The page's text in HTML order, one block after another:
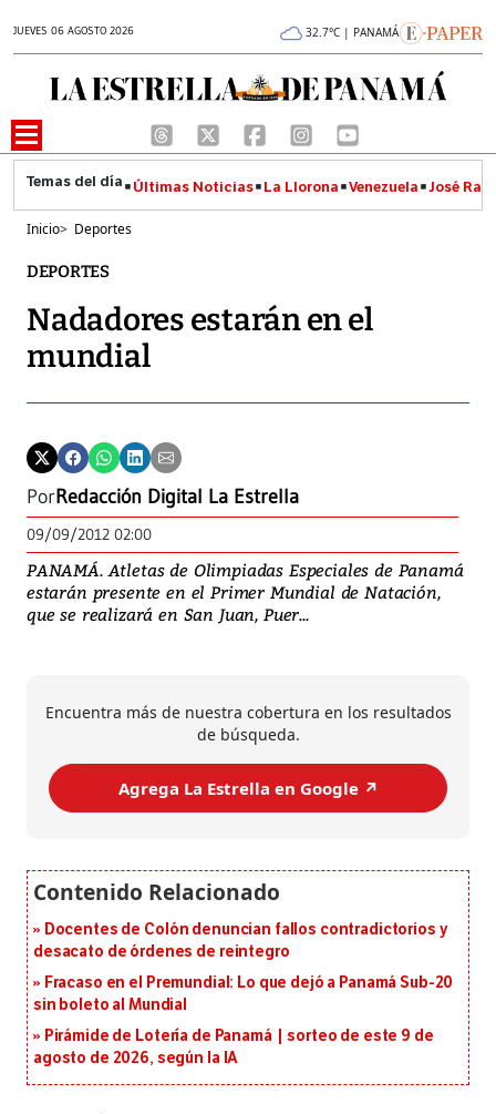
JUEVES 06 AGOSTO 2026 32.7°C | PANAMÁ
Últimas Noticias La Llorona Venezuela José
Inicio> Deportes
DEPORTES
Nadadores estarán en el
mundial
PorRedacción Digital La Estrella
09/09/2012 02:00
PANAMÁ. Atletas de Olimpiadas Especiales de Panamá
estarán presente en el Primer Mundial de Natación,
que se realizará en San Juan, Puer...
Encuentra más de nuestra cobertura en los resultados
de búsqueda.
Agrega La Estrella en Google ↗️
Docentes de Colón denuncian fallos contradictorios y
desacato de órdenes de reintegro
Fracaso en el Premundial: Lo que dejó a Panamá Sub-20
sin boleto al Mundial
Pirámide de Lotería de Panamá | sorteo de este 9 de
agosto de 2026, según la IA